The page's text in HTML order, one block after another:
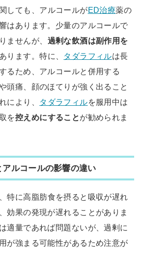
しても、アルコールがED治療薬の
はあります。少量のアルコールで
ませんが、 過剰な飲酒は副作用を
ります。特に、 タダラフィルは長
るため、アルコールと併用する
頭痛、顔のほてりが強く出ること
により、
タダラフィルを服用中は
を控えめにすることが勧められま
ルコールの影響の違い
、特に高脂肪食を摂ると吸収が遅れ
効果の発現が遅れることがありま
適量であれば問題ないが、過剰に
が強まる可能性があるため注意が